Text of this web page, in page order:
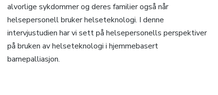
alvorlige sykdommer og deres familier også når
helsepersonell bruker helseteknologi. I denne
intervjustudien har vi sett på helsepersonells perspektiver
på bruken av helseteknologi i hjemmebasert
barnepalliasjon.